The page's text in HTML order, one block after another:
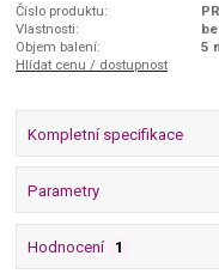
Číslo produktu:
Vlastnosti:
Objem balení:
5
Hlídat cenu / dostupnost
Kompletní specifikace
Parametry
Hodnocení 1